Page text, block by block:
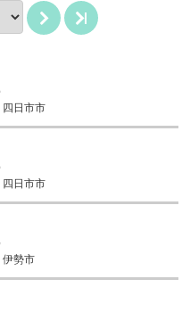
四日市市
四日市市
伊勢市